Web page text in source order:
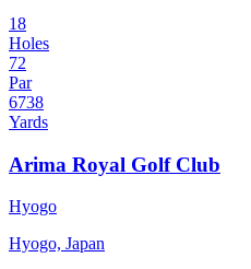
18
Holes
72
Par
6738
Yards
Arima Royal Golf Club
Hyogo
Hyogo, Japan